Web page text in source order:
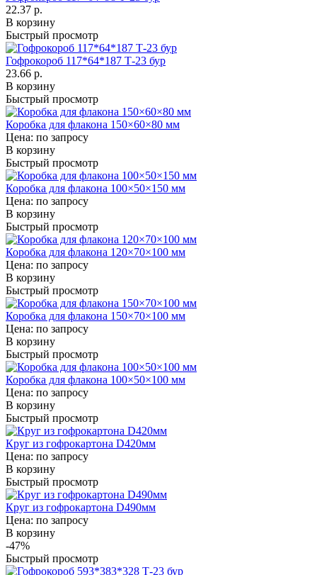
22.37 р.
В корзину
Быстрый просмотр
Гофрокороб 117*64*187 Т-23 бур
23.66 р.
В корзину
Быстрый просмотр
Коробка для флакона 150×60×80 мм
Цена: по запросу
В корзину
Быстрый просмотр
Коробка для флакона 100×50×150 мм
Цена: по запросу
В корзину
Быстрый просмотр
Коробка для флакона 120×70×100 мм
Цена: по запросу
В корзину
Быстрый просмотр
Коробка для флакона 150×70×100 мм
Цена: по запросу
В корзину
Быстрый просмотр
Коробка для флакона 100×50×100 мм
Цена: по запросу
В корзину
Быстрый просмотр
Круг из гофрокартона D420мм
Цена: по запросу
В корзину
Быстрый просмотр
Круг из гофрокартона D490мм
Цена: по запросу
В корзину
-47%
Быстрый просмотр